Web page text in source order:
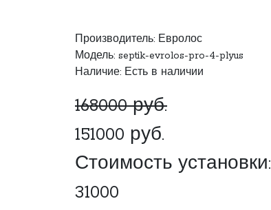
Производитель: Евролос
Модель: septik-evrolos-pro-4-plyus
Наличие: Есть в наличии
168000 руб.
151000 руб.
Стоимость установки:
31000